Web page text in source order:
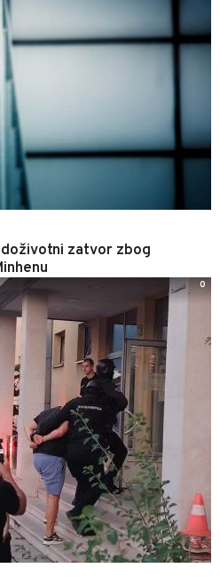
zatvor zbog
0